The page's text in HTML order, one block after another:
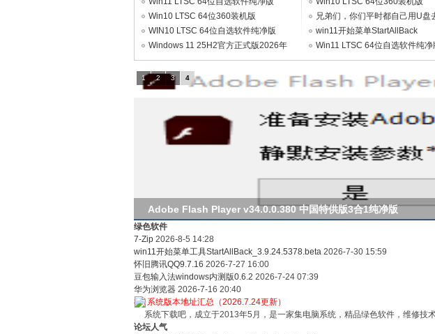
统
载
V2026.08
Win10 LTSC 64位360装机版
V2026.08（集成WpsOffice2023）
WIN10 LTSC 64位自选软件纯净版
V2026.08
Windows 11 25H2官方正式版2026年
07月版
V2026.08（集成
兄弟们，你们平时都自己用U盘
统吗？
win11开始菜单StartAllBack
Win11 LTSC 64位自选软件纯净
V2026.08
Adobe Flash Player v34.0.0.380 中国特供版3合1纯净版
1 2 3 4
绿色软件
7-Zip 2026-8-5 14:28
win11开始菜单工具StartAllBack_3.9.24.5378.beta 2026-7-30 15:59
怀旧腾讯QQ9.7.16 2026-7-27 16:00
豆包输入法windows内测版0.6.2 2026-7-24 07:39
华为浏览器 2026-7-16 20:40
8月系统版本地址汇总（2026.7.24更新）
系统下载吧，成立于2013年5月，是一家集电脑系统，精品绿色软件，维修技
论坛人气